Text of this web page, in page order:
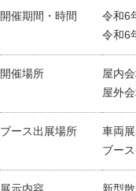
開催期間・時間
令和6
令和6
開催場所
屋内
屋外
ブース出展場所
車両
ブー